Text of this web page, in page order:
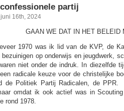
partij
16th, 2024
GAAN WE DAT IN HET BELEID
1970 was ik lid van de KVP, de
bezuinigen op onderwijs en jeugdwerk,
niet onder de indruk. In diezelfde
radicale keuze voor de christelijke
de Politiek Partij Radicalen, de
omdat ik ook actief was in
rond 1978.